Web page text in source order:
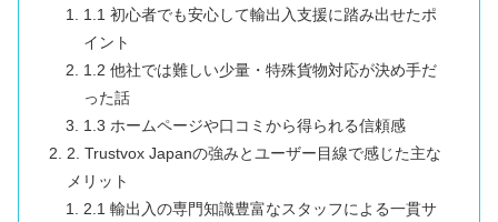
1.1 初心者でも安心して輸出入支援に踏み出せたポ
イント
1.2 他社では難しい少量・特殊貨物対応が決め手だ
った話
1.3 ホームページや口コミから得られる信頼感
2. Trustvox Japanの強みとユーザー目線で感じた主な
メリット
2.1 輸出入の専門知識豊富なスタッフによる一貫サ